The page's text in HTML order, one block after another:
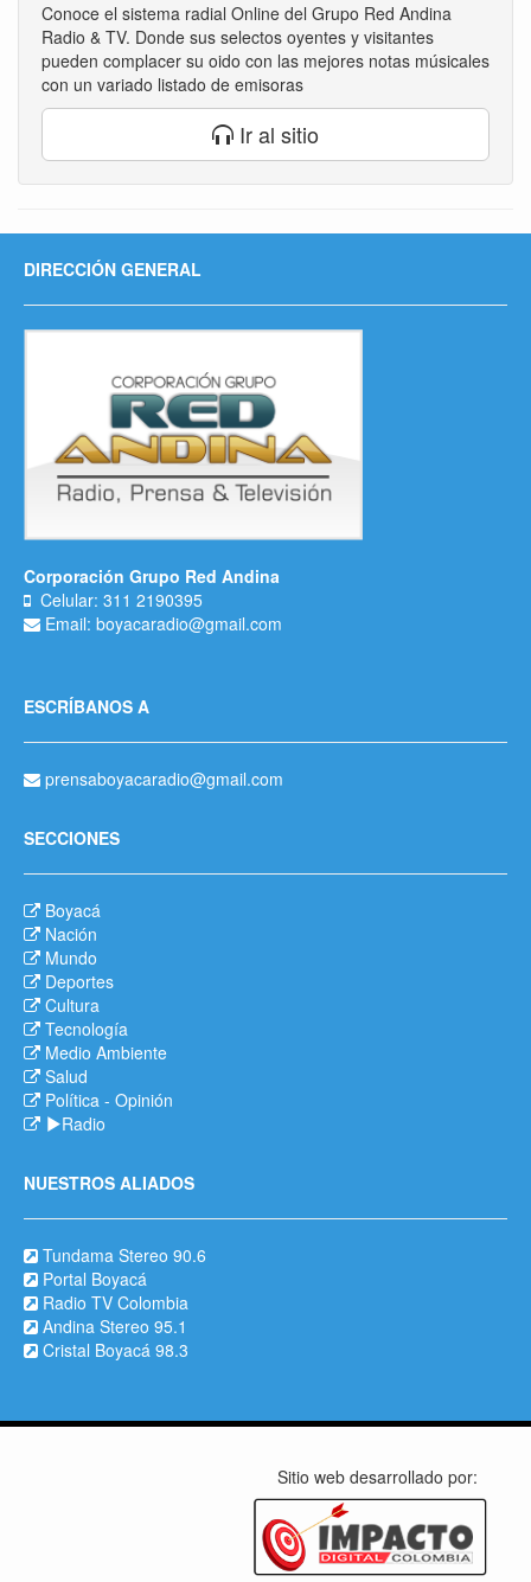
Conoce el sistema radial Online del Grupo Red Andina
Radio & TV. Donde sus selectos oyentes y visitantes
pueden complacer su oido con las mejores notas músicales
con un variado listado de emisoras
Ir al sitio
DIRECCIÓN GENERAL
Corporación Grupo Red Andina
Celular: 311 2190395
Email: boyacaradio@gmail.com
ESCRÍBANOS A
prensaboyacaradio@gmail.com
SECCIONES
Boyacá
Nación
Mundo
Deportes
Cultura
Tecnología
Medio Ambiente
Salud
Política - Opinión
Radio
NUESTROS ALIADOS
Tundama Stereo 90.6
Portal Boyacá
Radio TV Colombia
Andina Stereo 95.1
Cristal Boyacá 98.3
Sitio web desarrollado por: